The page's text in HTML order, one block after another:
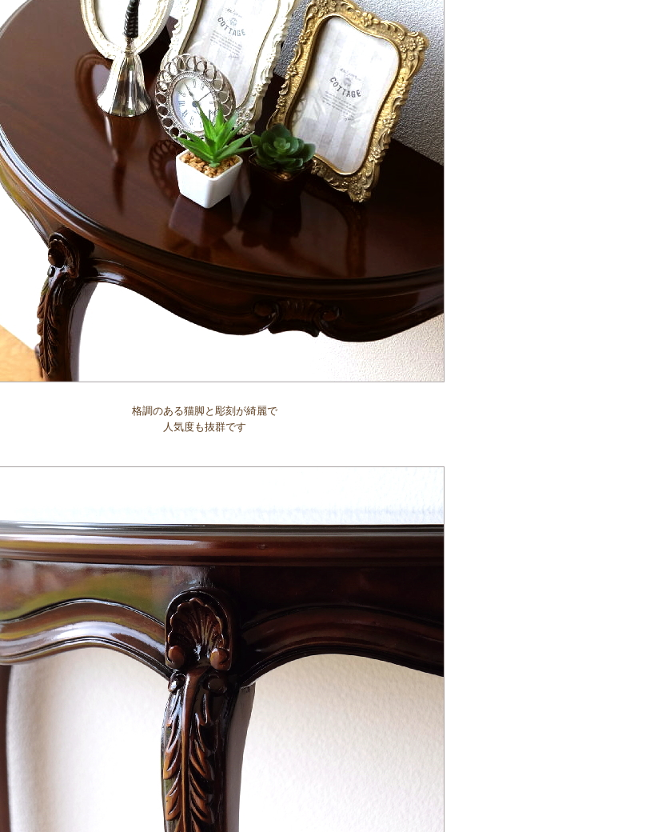
格調のある猫脚と彫刻が綺麗で
人気度も抜群です